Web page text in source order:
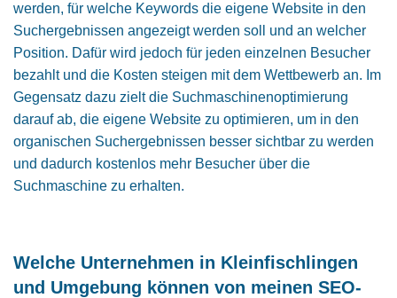
werden, für welche Keywords die eigene Website in den
Suchergebnis­sen angezeigt werden soll und an welcher
Position. Dafür wird jedoch für jeden einzelnen Besucher
bezahlt und die Kosten steigen mit dem Wettbewerb an. Im
Gegensatz dazu zielt die Suchmaschinenoptimierung
darauf ab, die eigene Website zu optimieren, um in den
organischen Suchergebnissen besser sichtbar zu werden
und dadurch kostenlos mehr Besucher über die
Suchmaschine zu erhalten.
Welche Unternehmen in Kleinfischlingen
und Umgebung können von meinen SEO-